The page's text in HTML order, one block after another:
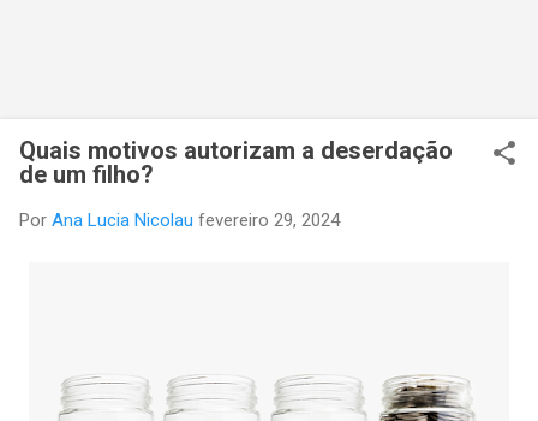
Quais motivos autorizam a deserdação
de um filho?
Por Ana Lucia Nicolau fevereiro 29, 2024